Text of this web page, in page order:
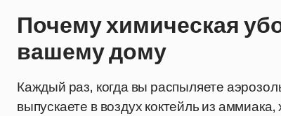
Почему химическая
вашему дому
Каждый раз, когда вы распыляете
выпускаете в воздух коктейль из